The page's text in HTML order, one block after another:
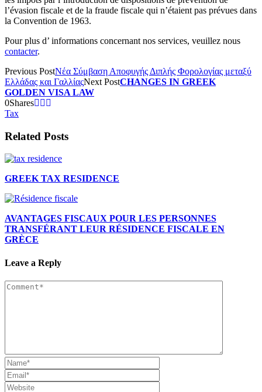
l’évasion fiscale et de la fraude fiscale qui n’étaient pas prévues dans
la Convention de 1963.
Pour plus d’ informations concernant nos services, veuillez nous
contacter.
Previous PostΝέα Σύμβαση Αποφυγής Διπλής Φορολογίας μεταξύ
Ελλάδας και ΓαλλίαςNext PostCHANGES IN GREEK
GOLDEN VISA LAW
0Shares
Tax
Related Posts
GREEK TAX RESIDENCE
AVANTAGES FISCAUX POUR LES PERSONNES
TRANSFÉRANT LEUR RÉSIDENCE FISCALE EN
GRÈCE
Leave a Reply